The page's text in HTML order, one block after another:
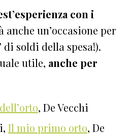
con i
anche un’occasione per
soldi della spesa!).
utile, anche per
, De Vecchi
Il mio primo orto, De